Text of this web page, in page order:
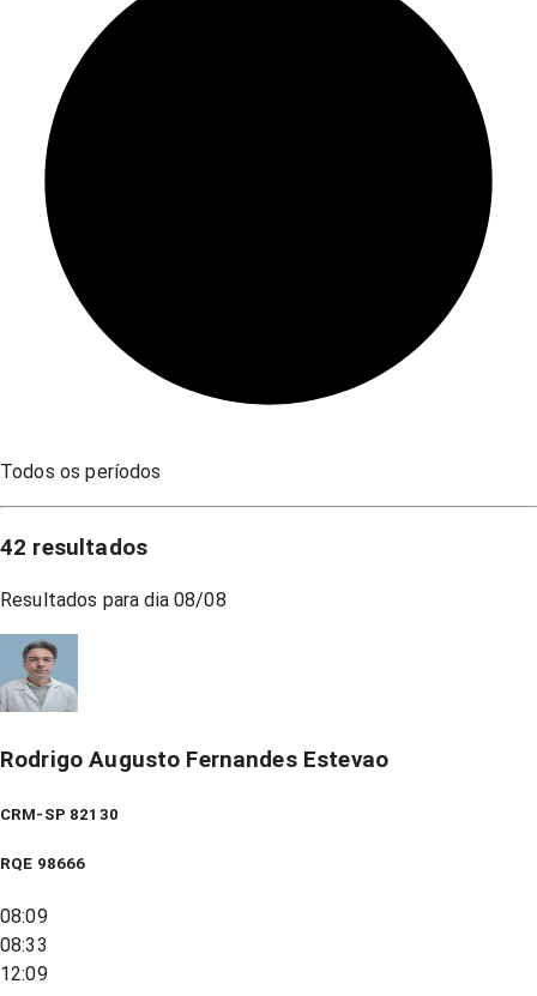
Todos os períodos
42 resultados
Resultados para dia 08/08
Rodrigo Augusto Fernandes Estevao
CRM-SP 82130
RQE 98666
08:09
08:33
12:09